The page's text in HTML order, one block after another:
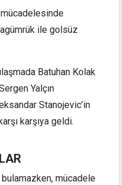
ile golsüz
Batuhan Kolak
Yalçın
Stanojevic’in
karşıya geldi.
bulamazken, mücadele